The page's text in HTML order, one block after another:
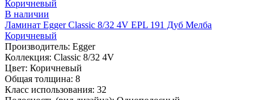
В наличии
Ламинат Egger Classic 8/32 4V EPL 191 Дуб Мелба
Коричневый
Производитель: Egger
Коллекция: Classic 8/32 4V
Цвет: Коричневый
Общая толщина: 8
Класс использования: 32